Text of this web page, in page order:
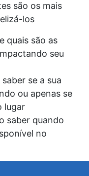
são os mais
los
quais são as
seu
se a sua
ou apenas se
lugar
saber quando
no